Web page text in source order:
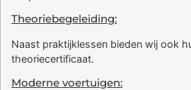
Theoriebegeleiding:
Naast praktijklessen bieden wij ook
theoriecertificaat.
Moderne voertuigen: